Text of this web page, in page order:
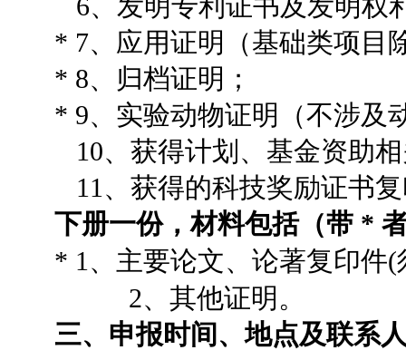
6、发明专利证书及发明权
* 7、应用证明（基础类项目
* 8、归档证明；
* 9、实验动物证明（不涉及
10、获得计划、基金资助
11、获得的科技奖励证书
下册一份，材料包括（带 *
* 1、主要论文、论著复印件
2、其他证明。
三、申报时间、地点及联系